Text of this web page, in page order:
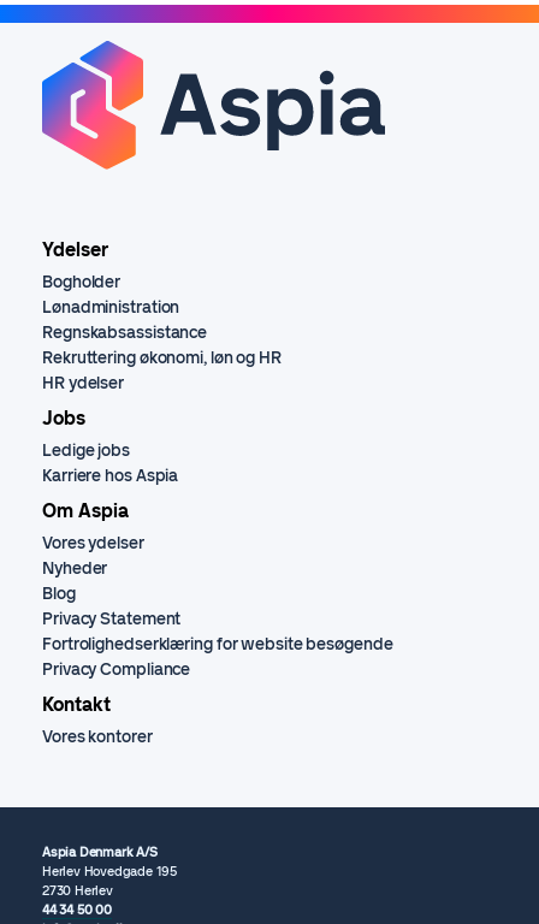
Ydelser
Bogholder
Lønadministration
Regnskabsassistance
Rekruttering økonomi, løn og HR
HR ydelser
Jobs
Ledige jobs
Karriere hos Aspia
Om Aspia
Vores ydelser
Nyheder
Blog
Privacy Statement
Fortrolighedserklæring for website besøgende
Privacy Compliance
Kontakt
Vores kontorer
Aspia Denmark A/S
Herlev Hovedgade 195
2730 Herlev
44 34 50 00